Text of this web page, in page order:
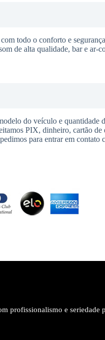
todo o conforto e
de alta qualidade, bar e ar-
do veículo e quantidade
PIX, dinheiro, cartão
para entrar em contato
profissionalismo e seriedade